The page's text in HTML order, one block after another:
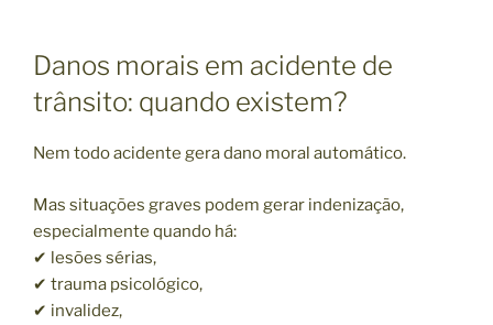
Danos morais em acidente de
trânsito: quando existem?
Nem todo acidente gera dano moral automático.
Mas situações graves podem gerar indenização,
especialmente quando há:
✔ lesões sérias,
✔ trauma psicológico,
✔ invalidez,